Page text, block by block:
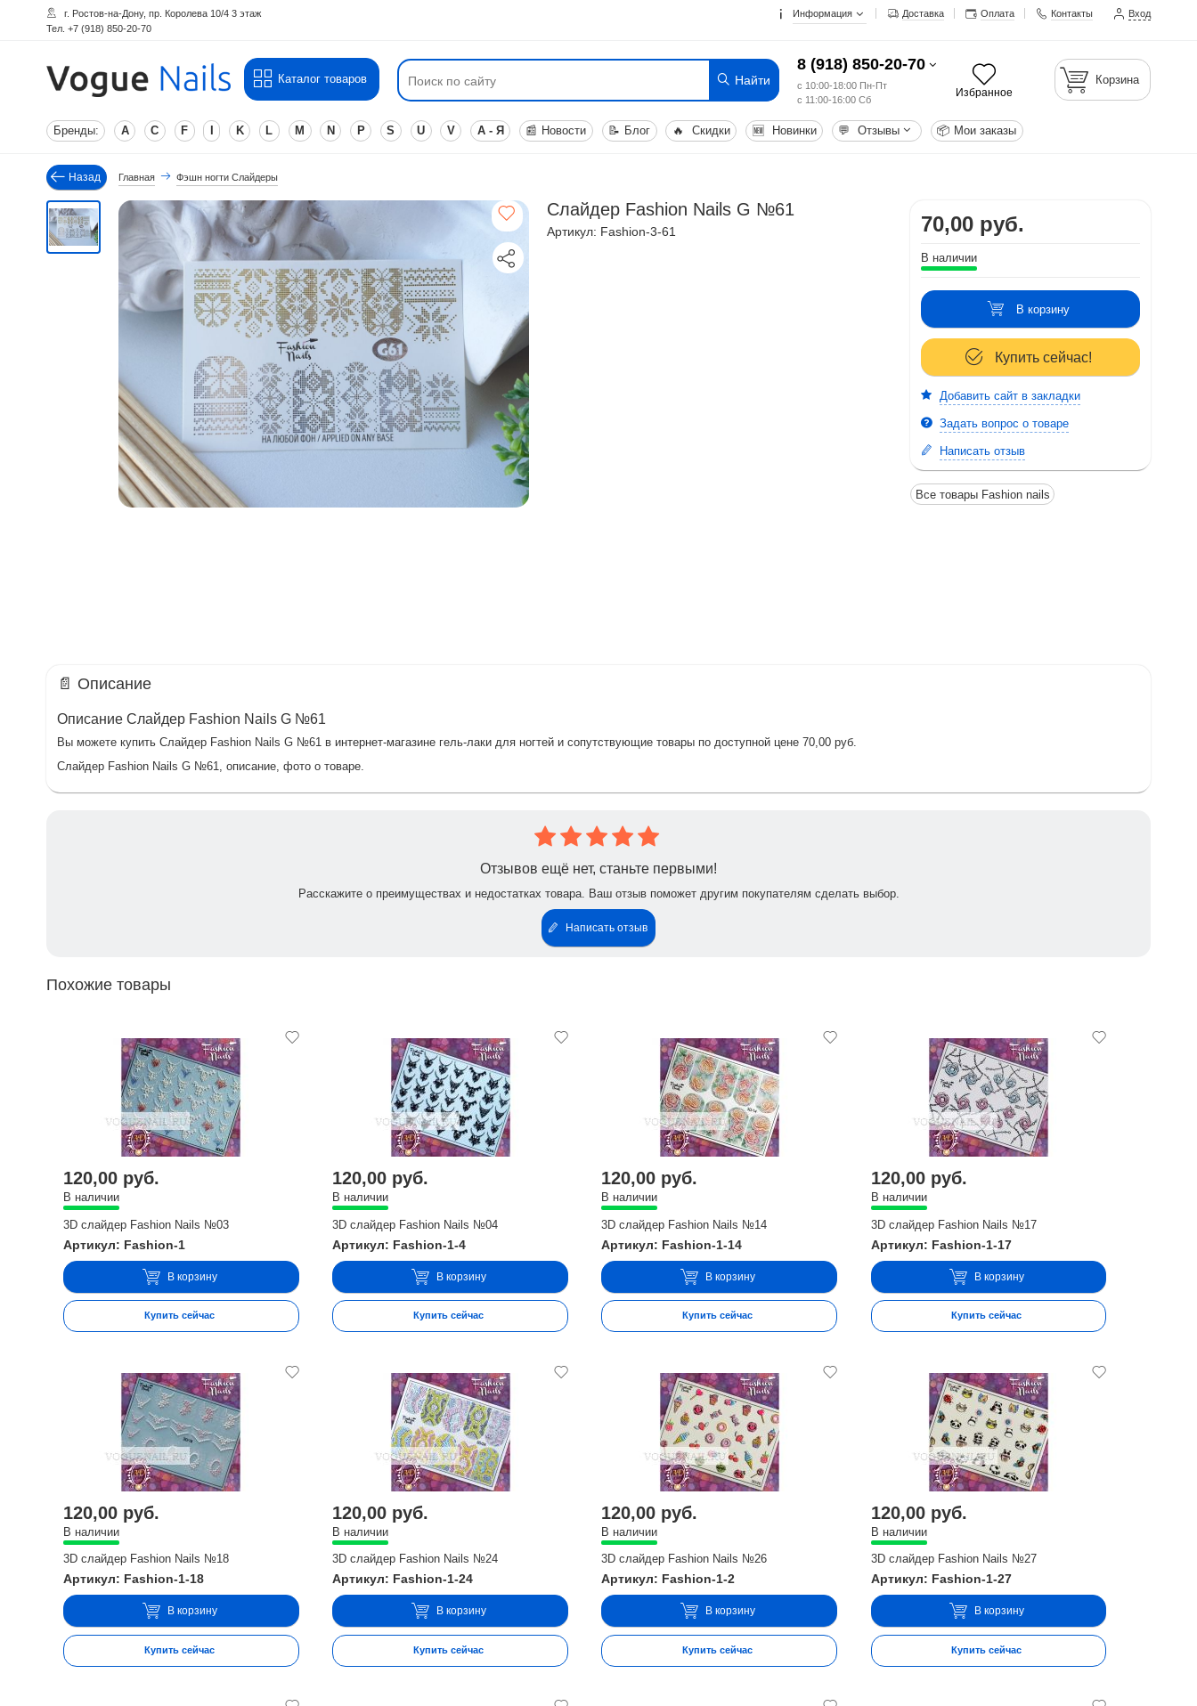
г. Ростов-на-Дону, пр. Королева 10/4 3 этаж
Тел. +7 (918) 850-20-70
Информация Доставка Оплата Контакты Вход
Каталог товаров Найти
8 (918) 850-20-70
с 10:00-18:00 Пн-Пт
с 11:00-16:00 Сб
Избранное
Корзина
Бренды: A C F K L M N P S U V А - Я 📰 Новости 📝 Блог 🔥 Скидки 🆕 Новинки 💬 Отзывы 📦 Мои заказы
Назад Главная Фэшн ногти Слайдеры
Слайдер Fashion Nails G №61
Артикул: Fashion-3-61 70,00 руб.
В наличии
В корзину
Купить сейчас!
Добавить сайт в закладки
Задать вопрос о товаре
Написать отзыв
Все товары Fashion nails
📄 Описание
Описание Слайдер Fashion Nails G №61
Вы можете купить Слайдер Fashion Nails G №61 в интернет-магазине гель-лаки для ногтей и сопутствующие товары по доступной цене 70,00 руб.
Слайдер Fashion Nails G №61, описание, фото о товаре.
Отзывов ещё нет, станьте первыми!
Расскажите о преимуществах и недостатках товара. Ваш отзыв поможет другим покупателям сделать выбор.
Написать отзыв
Похожие товары
120,00 руб.
В наличии
3D слайдер Fashion Nails №03
Артикул: Fashion-1
В корзину
Купить сейчас
120,00 руб.
В наличии
3D слайдер Fashion Nails №04
Артикул: Fashion-1-4
В корзину
Купить сейчас
120,00 руб.
В наличии
3D слайдер Fashion Nails №14
Артикул: Fashion-1-14
В корзину
Купить сейчас
120,00 руб.
В наличии
3D слайдер Fashion Nails №17
Артикул: Fashion-1-17
В корзину
Купить сейчас
120,00 руб.
В наличии
3D слайдер Fashion Nails №18
Артикул: Fashion-1-18
В корзину
Купить сейчас
120,00 руб.
В наличии
3D слайдер Fashion Nails №24
Артикул: Fashion-1-24
В корзину
Купить сейчас
120,00 руб.
В наличии
3D слайдер Fashion Nails №26
Артикул: Fashion-1-2
В корзину
Купить сейчас
120,00 руб.
В наличии
3D слайдер Fashion Nails №27
Артикул: Fashion-1-27
В корзину
Купить сейчас